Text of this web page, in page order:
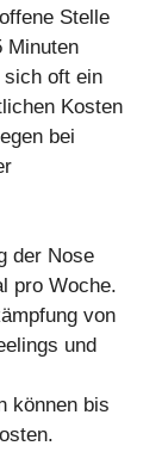
Stelle
Minuten
sich oft ein
Kosten
bei
der Nose
pro Woche.
von
und
können bis